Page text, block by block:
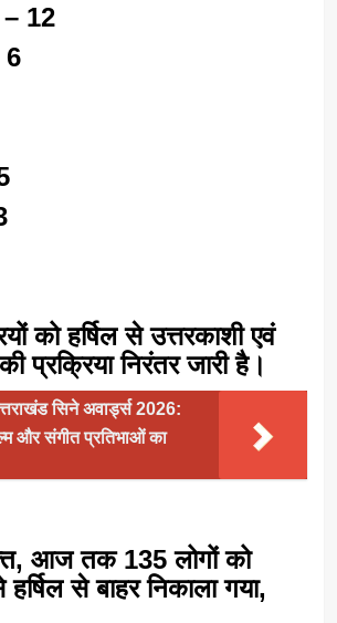
– 12
6
को हर्षिल से उत्तरकाशी एवं
प्रक्रिया निरंतर जारी है।
सिने अवार्ड्स 2026:
और संगीत प्रतिभाओं का
आज तक 135 लोगों को
से बाहर निकाला गया,